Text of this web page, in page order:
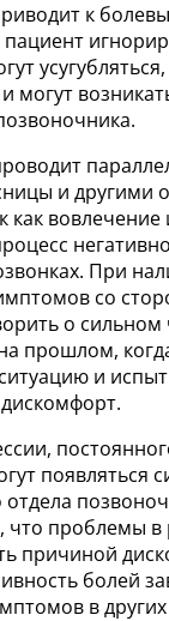
к
могут
и другими
как вовлечение
При
со
о сильном
прошлом,
и
появляться
что проблемы
причиной
болей
в других